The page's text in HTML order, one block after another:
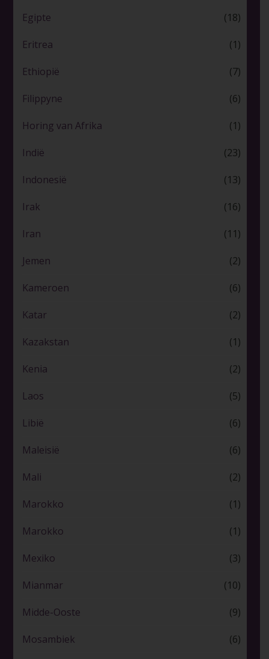
Egipte (18)
Eritrea (1)
Ethiopië (7)
Filippyne (6)
Horing van Afrika (1)
Indië (23)
Indonesië (13)
Irak (16)
Iran (11)
Jemen (2)
Kameroen (6)
Katar (2)
Kazakstan (1)
Kenia (2)
Laos (5)
Libië (6)
Maleisië (6)
Mali (2)
Marokko (1)
Marokko (1)
Mexiko (3)
Mianmar (10)
Midde-Ooste (9)
Mosambiek (6)